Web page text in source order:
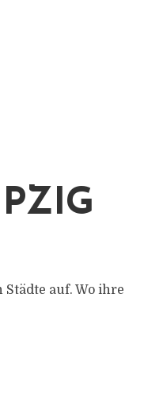
auf. Wo ihre